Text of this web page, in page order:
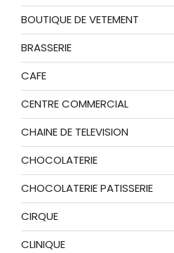
BOUTIQUE DE VETEMENT
BRASSERIE
CAFE
CENTRE COMMERCIAL
CHAINE DE TELEVISION
CHOCOLATERIE
CHOCOLATERIE PATISSERIE
CIRQUE
CLINIQUE